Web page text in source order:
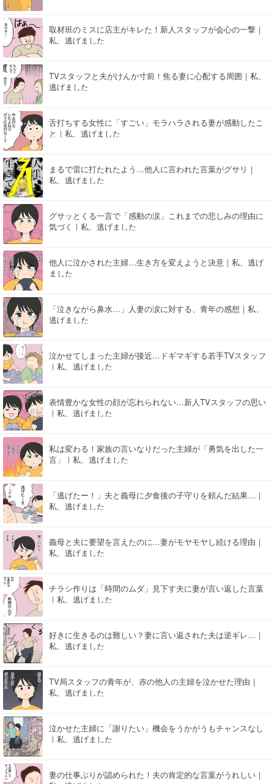
取材班のミスに店主がキレた！新人スタッフが会心の一撃｜
私、逃げました
TVスタッフと夫がけんか寸前！焦る妻に心配する周囲｜私、
逃げました
舌打ちする女性に「すごい」モラハラされる妻が感動したこ
と｜私、逃げました
まるで雷に打たれたよう…他人に言われた言葉がグサリ｜
私、逃げました
グサッとくる一言で「感動の涙」これまでの悲しみの理由に
気づく｜私、逃げました
他人に泣かされた主婦…生き方を変えようと決意｜私、逃げ
ました
「泣きながら鼻水…」人妻の涙に対する、青年の感想｜私、
逃げました
泣かせてしまった主婦が接近…ドギマギする若手TVスタッフ
｜私、逃げました
表情豊かな女性の顔が忘れられない…新人TVスタッフの思い
｜私、逃げました
私は変わる！家族の言いなりだった主婦が「勇気を出した一
言」｜私、逃げました
「逃げたー！」夫と義母に夕食後の子守りを頼んだ結果…｜
私、逃げました
義母と夫に要望を言えたのに…妻がモヤモヤし続ける理由｜
私、逃げました
チラシ作りは「時間のムダ」見下す夫に妻が言い返した言葉
｜私、逃げました
好きに生きるのは難しい？妻に言い返された夫は逆ギレ…｜
私、逃げました
TV局スタッフの青年が、赤の他人の主婦を泣かせた理由｜
私、逃げました
泣かせた主婦に「謝りたい」機会をうかがうもチャンスなし
｜私、逃げました
妻の仕事ぶりが認められた！夫の肯定的な言葉がうれしい｜